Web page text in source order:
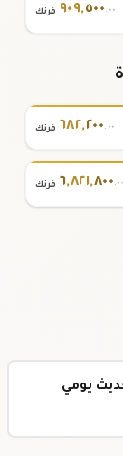
٩٠٩,٥٠٠.٠٠ فرنك
٦٨٢,٢٠٠.٠٠ فرنك
٦,٨٢١,٨٠٠.٠٠ فرنك
يومي